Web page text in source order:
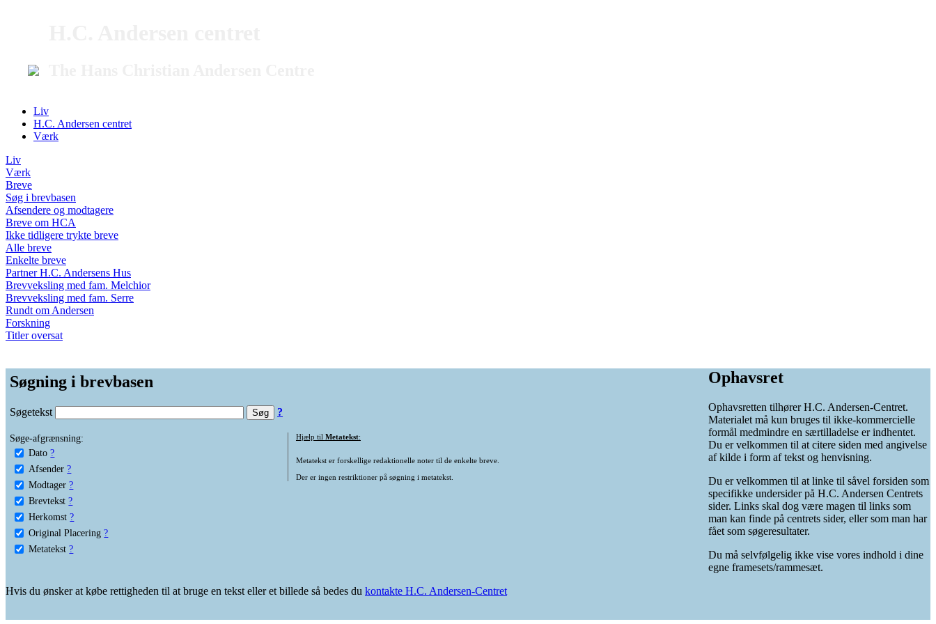
Liv
H.C. Andersen centret
Værk
Liv
Værk
Breve
Søg i brevbasen
Afsendere og modtagere
Breve om HCA
Ikke tidligere trykte breve
Alle breve
Enkelte breve
Partner H.C. Andersens Hus
Brevveksling med fam. Melchior
Brevveksling med fam. Serre
Rundt om Andersen
Forskning
Titler oversat
Søgning i brevbasen
Søgetekst ?
Søge-afgrænsning:
Dato ?
Afsender ?
Modtager ?
Brevtekst ?
Herkomst ?
Original Placering ?
Metatekst ?
Hjælp til Metatekst:
Metatekst er forskellige redaktionelle noter til de enkelte breve.
Der er ingen restriktioner på søgning i metatekst.
Ophavsret
Ophavsretten tilhører H.C. Andersen-Centret.
Materialet må kun bruges til ikke-kommercielle
formål medmindre en særtilladelse er indhentet.
Du er velkommen til at citere siden med angivelse
af kilde i form af tekst og henvisning.
Du er velkommen til at linke til såvel forsiden som
specifikke undersider på H.C. Andersen Centrets
sider. Links skal dog være magen til links som
man kan finde på centrets sider, eller som man har
fået som søgeresultater.
Du må selvfølgelig ikke vise vores indhold i dine
egne framesets/rammesæt.
Hvis du ønsker at købe rettigheden til at bruge en tekst eller et billede så bedes du kontakte H.C. Andersen-Centret